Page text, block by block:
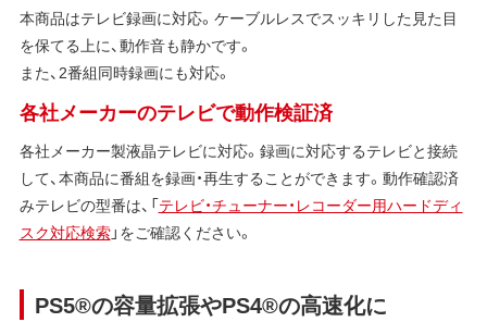
本商品はテレビ録画に対応。ケーブルレスでスッキリした見た目
を保てる上に、動作音も静かです。
また、2番組同時録画にも対応。
各社メーカーのテレビで動作検証済
各社メーカー製液晶テレビに対応。録画に対応するテレビと接続
して、本商品に番組を録画・再生することができます。動作確認済
みテレビの型番は、「テレビ・チューナー・レコーダー用ハードディ
スク対応検索」をご確認ください。
PS5®の容量拡張やPS4®の高速化に